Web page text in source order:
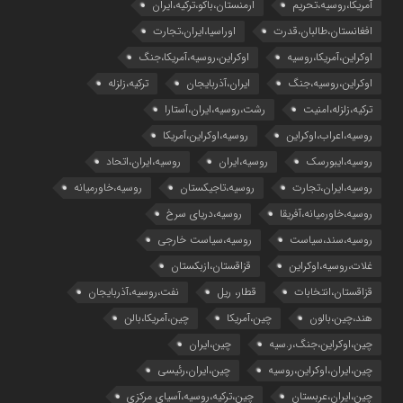
آمریکا،روسیه،تحریم
ارمنستان،باکو،ترکیه،ایران
افغانستان،طالبان،قدرت
اوراسیا،ایران،تجارت
اوکراین،آمریکا،روسیه
اوکراین،روسیه،آمریکا،جنگ
اوکراین،روسیه،جنگ
ایران،آذربایجان
ترکیه،زلزله
ترکیه،زلزله،امنیت
رشت،روسیه،ایران،آستارا
روسیه،اعراب،اوکراین
روسیه،اوکراین،آمریکا
روسیه،ایبورسک
روسیه،ایران
روسیه،ایران،اتحاد
روسیه،ایران،تجارت
روسیه،تاجیکستان
روسیه،خاورمیانه
روسیه،خاورمیانه،آفریقا
روسیه،دریای سرخ
روسیه،سند،سیاست
روسیه،سیاست خارجی
غلات،روسیه،اوکراین
قزاقستان،ازبکستان
قزاقستان،انتخابات
قطار، ریل
نفت،روسیه،آذربایجان
هند،چین،بالون
چین،آمریکا
چین،آمریکا،بالن
چین،اوکراین،جنگ،ر.سیه
چین،ایران
چین،ایران،اوکراین،روسیه
چین،ایران،رئیسی
چین،ایران،عربستان
چین،ترکیه،روسیه،آسیای مرکزی